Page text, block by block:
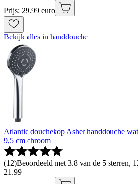
Prijs: 29.99 euro
Bekijk alles in handdouche
Atlantic douchekop Asher handdouche
9,5 cm chroom
(12)Beoordeeld met 3.8 van de 5 sterren,
21 .99